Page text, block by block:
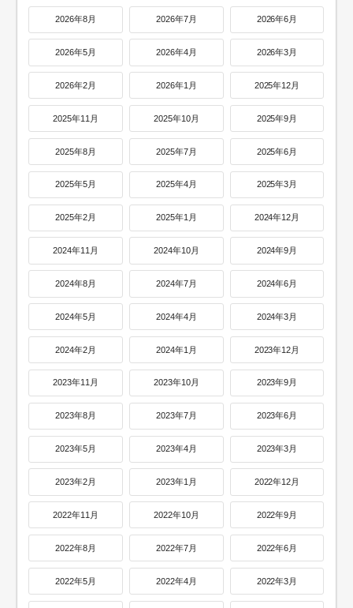
2026年8月 2026年7月 2026年6月
2026年5月 2026年4月 2026年3月
2026年2月 2026年1月 2025年12月
2025年11月 2025年10月 2025年9月
2025年8月 2025年7月 2025年6月
2025年5月 2025年4月 2025年3月
2025年2月 2025年1月 2024年12月
2024年11月 2024年10月 2024年9月
2024年8月 2024年7月 2024年6月
2024年5月 2024年4月 2024年3月
2024年2月 2024年1月 2023年12月
2023年11月 2023年10月 2023年9月
2023年8月 2023年7月 2023年6月
2023年5月 2023年4月 2023年3月
2023年2月 2023年1月 2022年12月
2022年11月 2022年10月 2022年9月
2022年8月 2022年7月 2022年6月
2022年5月 2022年4月 2022年3月